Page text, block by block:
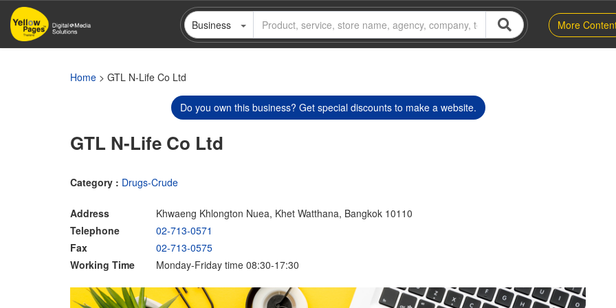
Skip
main
Business More
Home > GTL N-Life Co Ltd
Do you own this business? Get special discounts to make a website.
GTL N-Life Co Ltd
Category : Drugs-Crude
Address
Khwaeng Khlongton Nuea, Khet Watthana, Bangkok 10110
Telephone
02-713-0571
Fax
02-713-0575
Working Time
Monday-Friday time 08:30-17:30